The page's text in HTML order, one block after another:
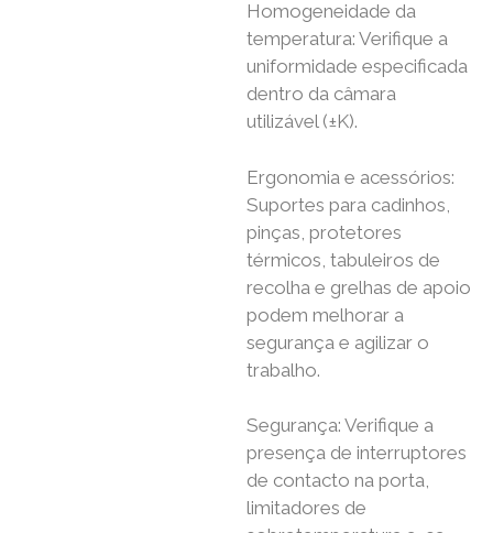
Homogeneidade da
temperatura: Verifique a
uniformidade especificada
dentro da câmara
utilizável (±K).
Ergonomia e acessórios:
Suportes para cadinhos,
pinças, protetores
térmicos, tabuleiros de
recolha e grelhas de apoio
podem melhorar a
segurança e agilizar o
trabalho.
Segurança: Verifique a
presença de interruptores
de contacto na porta,
limitadores de